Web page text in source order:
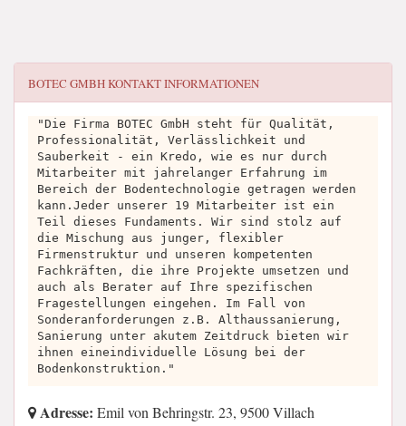
BOTEC GMBHKONTAKT INFORMATIONEN
"Die Firma BOTEC GmbH steht für Qualität,
Professionalität, Verlässlichkeit und
Sauberkeit - ein Kredo, wie es nur durch
Mitarbeiter mit jahrelanger Erfahrung im
Bereich der Bodentechnologie getragen werden
kann.Jeder unserer 19 Mitarbeiter ist ein
Teil dieses Fundaments. Wir sind stolz auf
die Mischung aus junger, flexibler
Firmenstruktur und unseren kompetenten
Fachkräften, die ihre Projekte umsetzen und
auch als Berater auf Ihre spezifischen
Fragestellungen eingehen. Im Fall von
Sonderanforderungen z.B. Althaussanierung,
Sanierung unter akutem Zeitdruck bieten wir
ihnen eineindividuelle Lösung bei der
Bodenkonstruktion."
Adresse: Emil von Behringstr. 23, 9500 Villach